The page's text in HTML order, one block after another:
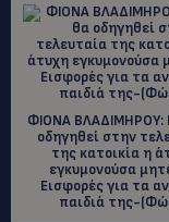
ΦΙΟΝΑ ΒΛΑΔΙΜΗΡΟΥ:
οδηγηθεί στην
της κατοικία η
εγκυμονούσα
Εισφορές για τα
παιδιά της-